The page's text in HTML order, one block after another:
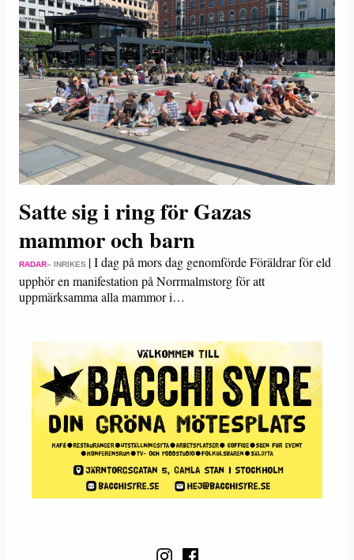
Satte sig i ring för Gazas
mammor och barn
RADAR– INRIKES |I dag på mors dag genomförde Föräldrar för eld
upphör en manifestation på Norrmalmstorg för att
uppmärksamma alla mammor i…